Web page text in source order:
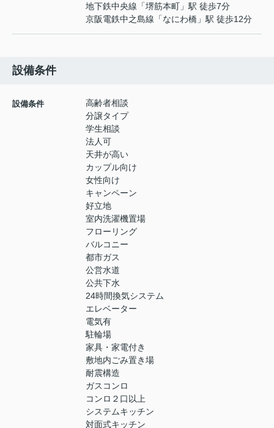
地下鉄中央線 「堺筋本町 」駅 徒歩7分
京阪電鉄中之島線 「なにわ橋 」駅 徒歩12分
設備条件
設備条件
高齢者相談
分譲タイプ
学生相談
法人可
天井が高い
カップル向け
女性向け
キャンペーン
好立地
室内洗濯機置場
フローリング
バルコニー
都市ガス
公営水道
公共下水
24時間換気システム
エレベーター
電気有
駐輪場
家具・家電付き
敷地内ごみ置き場
耐震構造
ガスコンロ
コンロ２口以上
システムキッチン
対面式キッチン